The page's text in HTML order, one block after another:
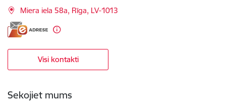
Miera iela 58a, Rīga, LV-1013
Visi kontakti
Sekojiet mums